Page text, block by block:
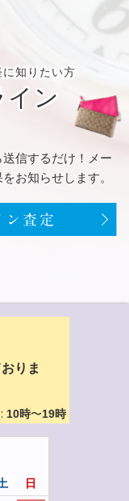
に知りたい方
イン
信するだけ！メー
お知らせします。
りま
10時〜19時
日